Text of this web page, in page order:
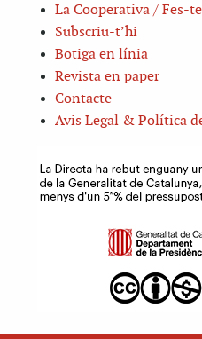
La Cooperativa / Fes-
Subscriu-t’hi
Botiga en línia
Revista en paper
Contacte
Avis Legal & Política